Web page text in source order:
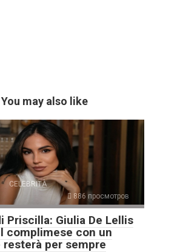
You may also like
CELEBRITÀ
886 просмотров
Priscilla: Giulia De Lellis
complimese con un
resterà per sempre